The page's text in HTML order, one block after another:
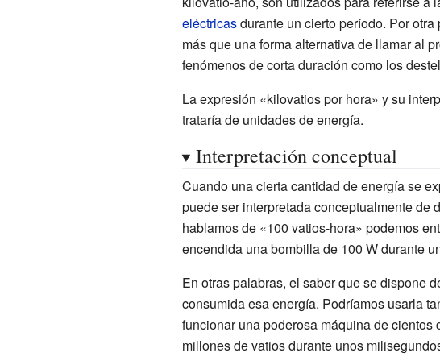
eléctricasdurante un cierto período. Por otra
más que una forma alternativa de llamar al
fenómenos de corta duración como los
La expresión «kilovatios por hora» y su
trataría de unidades de energía.
Interpretación conceptual
Cuando una cierta cantidad de energía se
puede ser interpretada conceptualmente de
hablamos de «100 vatios-hora» podemos
encendida una bombilla de 100 W durante
En otras palabras, el saber que se dispone
consumida esa energía. Podríamos usarla
funcionar una poderosa máquina de
millones de vatios durante unos